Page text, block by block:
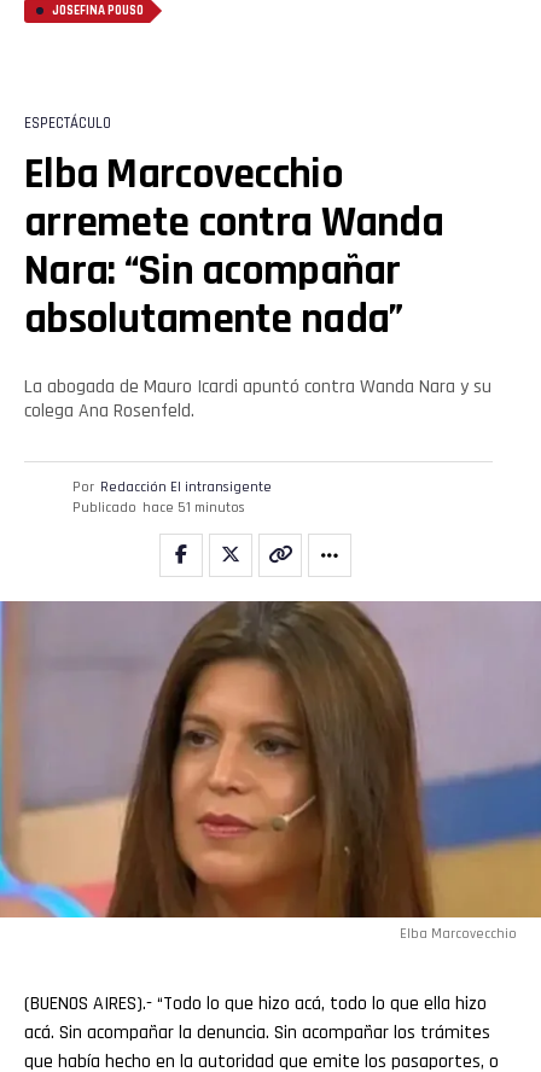
JOSEFINA POUSO
ESPECTÁCULO
Elba Marcovecchio
arremete contra Wanda
Nara: “Sin acompañar
absolutamente nada”
La abogada de Mauro Icardi apuntó contra Wanda Nara y su
colega Ana Rosenfeld.
Por Redacción El intransigente
Publicado hace 51 minutos
Elba Marcovecchio
(BUENOS AIRES).- “Todo lo que hizo acá, todo lo que ella hizo
acá. Sin acompañar la denuncia. Sin acompañar los trámites
que había hecho en la autoridad que emite los pasaportes, o